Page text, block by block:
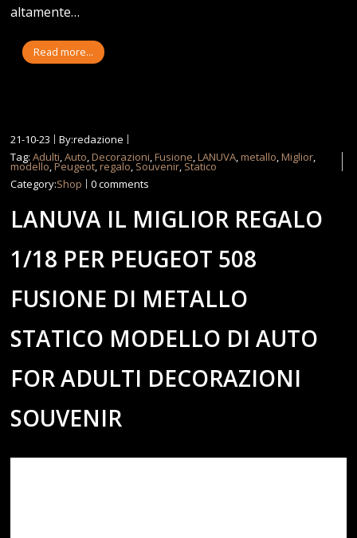
altamente…
Read more...
21-10-23
By:redazione
Tag:Adulti,Auto,Decorazioni,Fusione,LANUVA,metallo,Miglior,
modello,Peugeot,regalo, Souvenir, Statico
Category:Shop 0 comments
LANUVA IL MIGLIOR REGALO
1/18 PER PEUGEOT 508
FUSIONE DI METALLO
STATICO MODELLO DI AUTO
FOR ADULTI DECORAZIONI
SOUVENIR